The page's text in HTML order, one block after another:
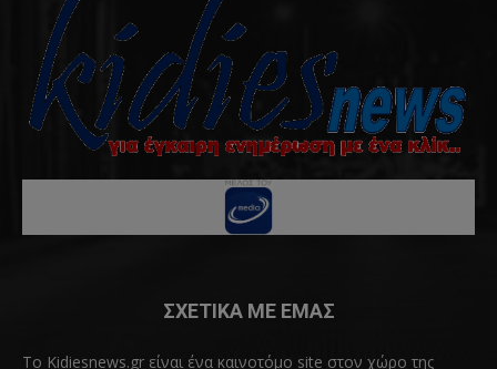
ΣΧΕΤΙΚΑ ΜΕ ΕΜΑΣ
Το Kidiesnews.gr είναι ένα καινοτόμο site στον χώρο της